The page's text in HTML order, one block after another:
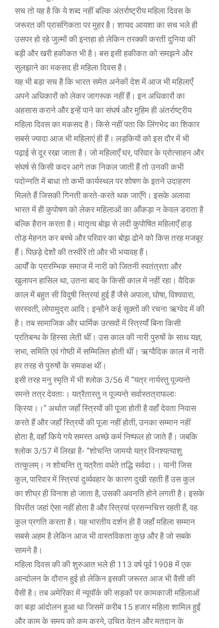
सच तो यह है कि ये शब्द नहीं बल्कि अंतर्राष्ट्रीय महिला दिवस के
जरूरत की प्रासंगिकता पर मुहर है। शायद आयशा का सच भले ही
उसपर हो रहे जुल्मों की इन्तहा हो लेकिन तरक्की करती दुनिया की
बड़ी और खरी हकीकत भी है। बस इसी हकीकत को समझने और
सुलझाने का मकसद ही महिला दिवस है।
यह भी बड़ा सच है कि भारत समेत अनेकों देश में आज भी महिलाएँ
अपने अधिकारों को लेकर जागरूक नहीं हैं। इन अधिकारों का
अहसास कराने और इन्हें पाने का संघर्ष और मुहिम ही अंतर्राष्ट्रीय
महिला दिवस का मकसद है। किसे नहीं पता कि लिंगभेद का शिकार
सबसे ज्यादा आज भी महिलाएं ही हैं। लड़कियों को इस दौर में भी
पढ़ाई से दूर रखा जाता है। जो महिलाएँ घर, परिवार के प्रोत्साहन और
संघर्ष से किसी कदर आगे तक निकल जाती हैं तो उनकी कभी
पदोन्नति में बाधा तो कभी कार्यस्थल पर शोषण के इतने उदाहरण
मिलते हैं जिसकी गिनती करते-करते थक जाएँगे। इसके अलावा
भारत में ही कुपोषण को लेकर महिलाओं का आँकड़ा न केवल डराता है
बल्कि हैरान करता है। मातृत्व बोझ से लदी कुपोषित महिलाएँ हाड़
तोड़ मेहनत कर बच्चे और परिवार का बोझ ढोने को किस तरह मजबूर
हैं। पिछड़े देशों की तस्वीरें तो और भी भयावह हैं।
आर्यों के प्रारम्भिक समाज में नारी को जितनी स्वतंत्रता और
खुलापन हासिल था, उतना बाद के किसी काल में नहीं रहा। वैदिक
काल में बहुत सी विदुषी स्त्रियां हुई हैं जैसे अपाला, घोषा, विश्ववारा,
सरस्वती, लोपामुद्रा आदि। इन्होंने कई सूक्तों की रचना ऋग्वेद में की
है। तब सामाजिक और धार्मिक उत्सवों में स्त्रियाँ बिना किसी
प्रतिबन्ध के हिस्सा लेती थीं। उस काल की नारी पुरुषों के साथ यज्ञ,
सभा, समिति एवं गोष्ठी में सम्मिलित होती थीं। ऋग्वैदिक काल में नारी
हर तरह से पुरुषों के समकक्ष थीं।
इसी तरह मनु स्मृति में भी श्लोक 3/56 में “यत्र नार्यस्तु पूज्यन्ते
रमन्ते तत्र देवताः। यत्रैतास्तु न पूज्यन्ते सर्वास्तत्राफलाः
क्रिया।।“ अर्थात जहाँ स्त्रियों की पूजा होती है वहाँ देवता निवास
करते हैं और जहाँ स्त्रियों की पूजा नहीं होती, उनका सम्मान नहीं
होता है, वहाँ किये गये समस्त अच्छे कर्म निष्फल हो जाते हैं। जबकि
श्लोक 3/57 में लिखा है- “शोचन्ति जामयो यत्र विनश्यत्याशु
तत्कुलम्। न शोचन्ति तु यत्रैता वर्धते तद्धि सर्वदा।। यानी जिस
कुल, पारिवार में स्त्रियां दुर्व्यवहार के कारण दुखी रहती हैं उस कुल
का शीघ्र ही विनाश हो जाता है, उसकी अवनति होने लगती है। इसके
विपरीत जहां ऐसा नहीं होता है और स्त्रियां प्रसन्नचित्त रहती हैं, वह
कुल प्रगति करता है। यह भारतीय दर्शन ही है जहाँ महिला सम्मान
सबसे अहम है लेकिन आज भी वास्तविकता कुछ और है जो सबके
सामने है।
महिला दिवस की की शुरुआत भले ही 113 वर्ष पूर्व 1908 में एक
आन्दोलन के दौरान हुई हो लेकिन इसकी जरूरत आज भी वैसी की
वैसी है। तब अमेरिका में न्यूयॉर्क की सड़कों पर कामकाजी महिलाओं
का बड़ा आंदोलन हुआ था जिसमें करीब 15 हजार महिला शामिल हुईं
और काम के समय को कम करने, उचित वेतन और मतदान के